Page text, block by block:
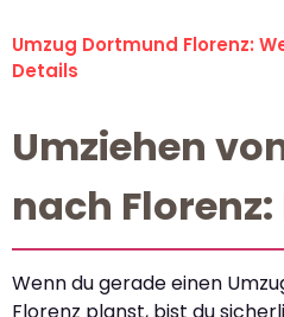
Umzug Dortmund Florenz:
Details
Umziehen
nach
Wenn du gerade einen